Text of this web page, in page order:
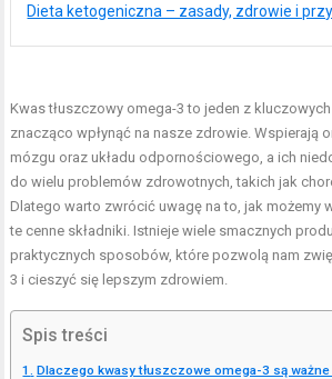
Dieta ketogeniczna – zasady, zdrowie i
Kwas tłuszczowy omega-3 to jeden z
znacząco wpłynąć na nasze zdrowie. Wspierają
mózgu oraz układu odpornościowego, a ich
do wielu problemów zdrowotnych, takich jak
Dlatego warto zwrócić uwagę na to, jak możemy
te cenne składniki. Istnieje wiele smacznych
praktycznych sposobów, które pozwolą nam
3 i cieszyć się lepszym zdrowiem.
Spis treści
Dlaczego kwasy tłuszczowe omega-3 są ważne